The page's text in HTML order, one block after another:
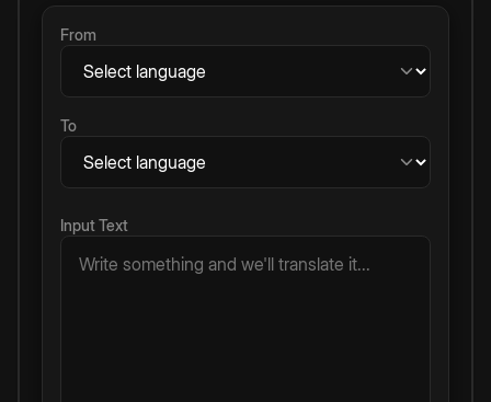
From
To
Input Text